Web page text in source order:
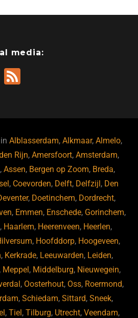
media:
X
inAlblasserdam,Alkmaar,Almelo,
Rijn,Amersfoort,Amsterdam,
,Assen, Bergen op Zoom, Breda,
, Coevorden, Delft, Delfzijl , Den
, Doetinchem, Dordrecht,
, Emmen, Enschede, Gorinchem,
, Haarlem, Heerenveen, Heerlen,
, Hoofddorp, Hoogeveen,
, Kerkrade, Leeuwarden, Leiden,
, Meppel , Middelburg, Nieuwegein,
, Oosterhout, Oss, Roermond,
, Schiedam, Sittard, Sneek,
,Tiel ,Tilburg, Utrecht,Veendam,